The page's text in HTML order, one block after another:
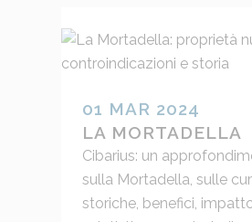
01 MAR 2024
LA MORTADELLA
Cibarius: un
sulla Mortadella, sulle
storiche, benefici,